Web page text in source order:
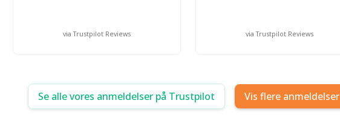
via Trustpilot Reviews via Trustpilot Reviews
Se alle vores anmeldelser på Trustpilot Vis flere anmeldelser